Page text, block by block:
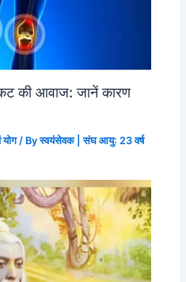
की आवाज: जानें कारण
योग/ Byस्वयंसेवक | संघ आयु: 23 वर्ष